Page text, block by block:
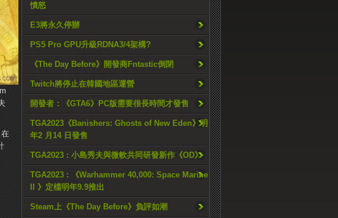
憤怒
E3將永久停辦
PS5 Pro GPU升級RDNA3/4架構?
《The Day Before》開發商Fntastic倒閉
Twitch將停止在韓國地區運營
開發者：《GTA6》PC版需要很長時間才發售
TGA2023《Banishers: Ghosts of New Eden》明
年2 月14 日發售
TGA2023 : 小島秀夫與微軟共同研發新作《OD》
TGA2023 : 《Warhammer 40,000: Space Marine
II 》定檔明年9.9推出
Steam上《The Day Before》負評如潮